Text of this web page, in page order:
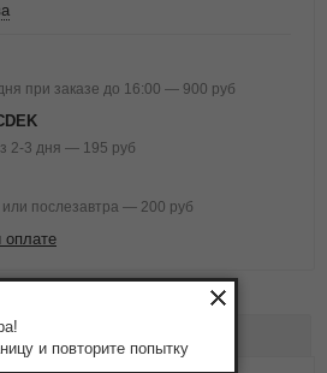
при заказе до 16:00 — 900 руб
2-3 дня — 195 руб
послезавтра — 200 руб
оплате
Доставка
и повторите попытку